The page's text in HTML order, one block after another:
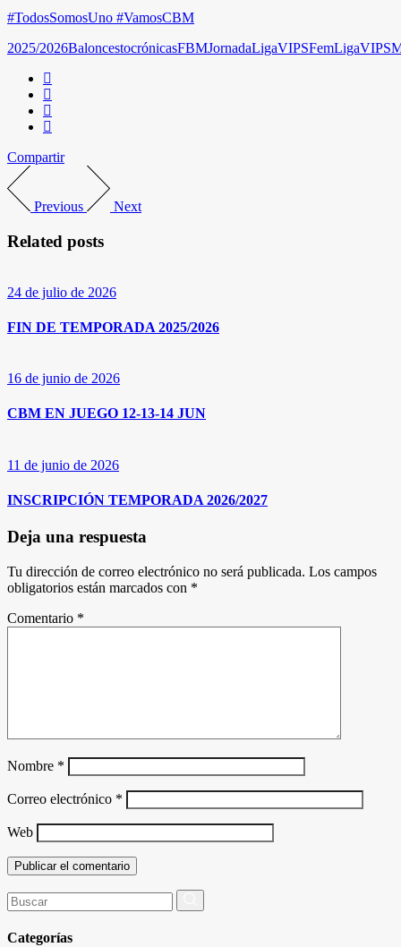
#TodosSomosUno #VamosCBM
2025/2026BaloncestocrónicasFBMJornadaLigaVIPSFem
Compartir
Previous Next
Related posts
24 de julio de 2026
FIN DE TEMPORADA 2025/2026
16 de junio de 2026
CBM EN JUEGO 12-13-14 JUN
11 de junio de 2026
INSCRIPCIÓN TEMPORADA 2026/2027
Deja una respuesta
Tu dirección de correo electrónico no será publicada. Los campos
obligatorios están marcados con *
Comentario *
Nombre *
Correo electrónico *
Web
Buscar
por:
Categorías